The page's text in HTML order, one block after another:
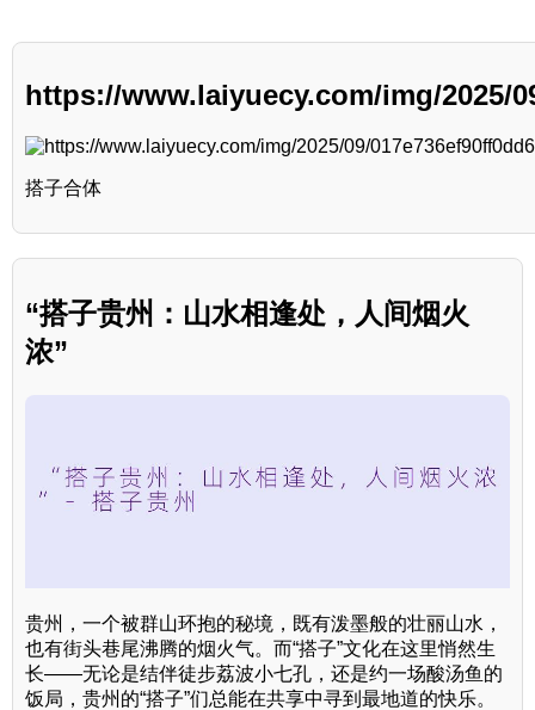
https://www.laiyuecy.com/img/2025/
搭子合体
“搭子贵州：山水相逢处，人间烟火
浓”
贵州，一个被群山环抱的秘境，既有泼墨般的壮丽山水，
也有街头巷尾沸腾的烟火气。而“搭子”文化在这里悄然生
长——无论是结伴徒步荔波小七孔，还是约一场酸汤鱼的
饭局，贵州的“搭子”们总能在共享中寻到最地道的快乐。